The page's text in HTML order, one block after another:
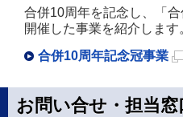
合併10周年を記念し、「
開催した事業を紹介します
合併10周年記念冠事業
規
お問い合せ・担当窓